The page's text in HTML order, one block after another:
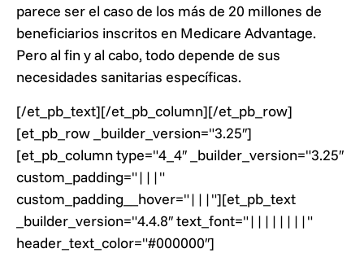
parece ser el caso de los más de 20 millones de
beneficiarios inscritos en Medicare Advantage.
Pero al fin y al cabo, todo depende de sus
necesidades sanitarias específicas.
[/et_pb_text][/et_pb_column][/et_pb_row]
[et_pb_row _builder_version="3.25″]
[et_pb_column type="4_4″ _builder_version="3.25″
custom_padding="|||"
custom_padding__hover="|||"][et_pb_text
_builder_version="4.4.8″ text_font="||||||||"
header_text_color="#000000″]